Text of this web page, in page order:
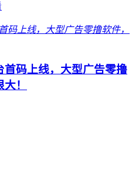
首码上线，大型广告零撸
！